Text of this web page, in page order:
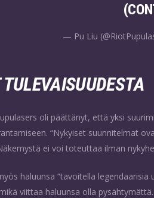
— Pu Liu
oli päättänyt, että yksi
“Nykyiset suunnitelmat
ei voi toteuttaa ilman
haluunsa “tavoitella
viittaa haluunsa olla